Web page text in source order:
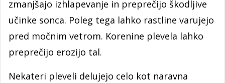
zmanjšajo izhlapevanje in preprečijo škodljive
učinke sonca. Poleg tega lahko rastline varujejo
pred močnim vetrom. Korenine plevela lahko
preprečijo erozijo tal.
Nekateri pleveli delujejo celo kot naravna